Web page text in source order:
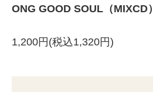
ONG GOOD SOUL（MIXCD）
1,200円(税込1,320円)